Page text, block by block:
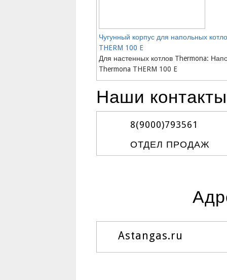
Чугунный корпус для напольных
THERM 100 E
Для настенных котлов Thermona:
Thermona THERM 100 E
Наши контакты
8(9000)793561
ОТДЕЛ ПРОДАЖ
Astangas.ru